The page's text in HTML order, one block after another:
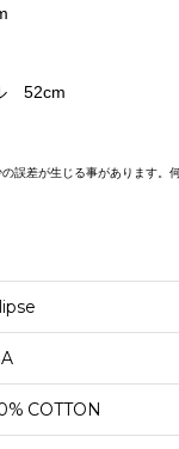
52cm
誤差が生じる事があります。
COTTON